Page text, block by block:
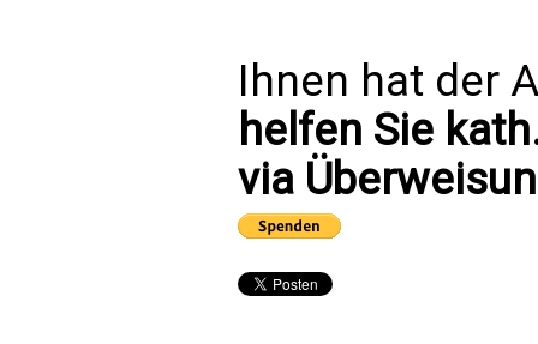
Ihnen hat der
helfen Sie
via